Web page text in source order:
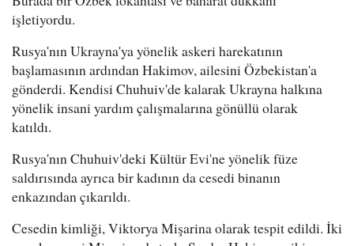
işletiyordu.
Rusya'nın Ukrayna'ya yönelik askeri harekatının
başlamasının ardından Hakimov, ailesini Özbekistan'a
gönderdi. Kendisi Chuhuiv'de kalarak Ukrayna halkına
yönelik insani yardım çalışmalarına gönüllü olarak
katıldı.
Rusya'nın Chuhuiv'deki Kültür Evi'ne yönelik füze
saldırısında ayrıca bir kadının da cesedi binanın
enkazından çıkarıldı.
Cesedin kimliği, Viktorya Mişarina olarak tespit edildi. İki